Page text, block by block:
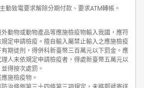
動致電要求解除分期付款、要求ATM轉帳。
動物或動物產品等應施檢疫物輸入我國，應符
定申請檢疫。擅自輸入屬禁止輸入之應施檢疫
期徒刑，得併科新臺幣三百萬元以下罰金。應
人未依規定申請檢疫者，得處新臺幣五萬元以
得按次處罰。
施檢疫物。